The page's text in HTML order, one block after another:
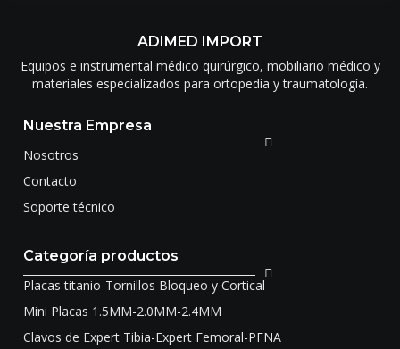
ADIMED IMPORT
Equipos e instrumental médico quirúrgico, mobiliario médico y
materiales especializados para ortopedia y traumatología.
Nuestra Empresa
Nosotros
Contacto
Soporte técnico
Categoría productos
Placas titanio-Tornillos Bloqueo y Cortical
Mini Placas 1.5MM-2.0MM-2.4MM
Clavos de Expert Tibia-Expert Femoral-PFNA